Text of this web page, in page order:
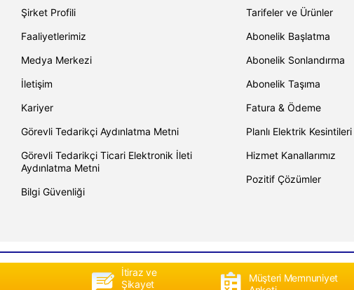
Şirket Profili
Faaliyetlerimiz
Medya Merkezi
İletişim
Kariyer
Görevli Tedarikçi Aydınlatma Metni
Görevli Tedarikçi Ticari Elektronik İleti
Aydınlatma Metni
Bilgi Güvenliği
Tarifeler ve Ürünler
Abonelik Başlatma
Abonelik Sonlandırma
Abonelik Taşıma
Fatura & Ödeme
Planlı Elektrik Kesintileri
Hizmet Kanallarımız
Pozitif Çözümler
İtiraz ve
Şikayet
Müşteri Memnuniyet